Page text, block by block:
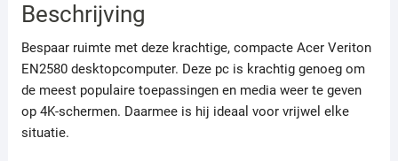
Beschrijving
Bespaar ruimte met deze krachtige, compacte Acer Veriton
EN2580 desktopcomputer. Deze pc is krachtig genoeg om
de meest populaire toepassingen en media weer te geven
op 4K-schermen. Daarmee is hij ideaal voor vrijwel elke
situatie.